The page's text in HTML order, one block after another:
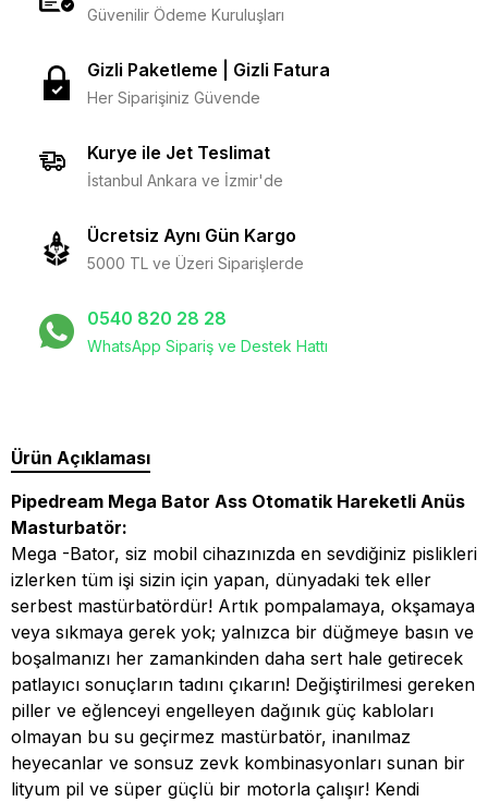
Güvenilir Ödeme Kuruluşları
Gizli Paketleme | Gizli Fatura
Her Siparişiniz Güvende
Kurye ile Jet Teslimat
İstanbul Ankara ve İzmir'de
Ücretsiz Aynı Gün Kargo
5000 TL ve Üzeri Siparişlerde
0540 820 28 28
WhatsApp Sipariş ve Destek Hattı
Ürün Açıklaması
Pipedream Mega Bator Ass Otomatik Hareketli Anüs
Masturbatör:
Mega -Bator, siz mobil cihazınızda en sevdiğiniz pislikleri
izlerken tüm işi sizin için yapan, dünyadaki tek eller
serbest mastürbatördür! Artık pompalamaya, okşamaya
veya sıkmaya gerek yok; yalnızca bir düğmeye basın ve
boşalmanızı her zamankinden daha sert hale getirecek
patlayıcı sonuçların tadını çıkarın! Değiştirilmesi gereken
piller ve eğlenceyi engelleyen dağınık güç kabloları
olmayan bu su geçirmez mastürbatör, inanılmaz
heyecanlar ve sonsuz zevk kombinasyonları sunan bir
lityum pil ve süper güçlü bir motorla çalışır! Kendi